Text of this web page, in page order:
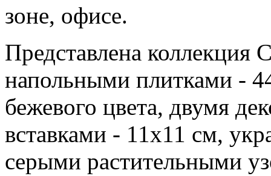
зоне, офисе.
Представлена коллекция
напольными плитками -
бежевого цвета, двумя
вставками - 11х11 см,
серыми растительными